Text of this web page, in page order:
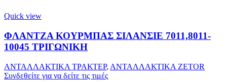
Quick view
ΦΛΑΝΤΖΑ ΚΟΥΡΜΠΑΣ ΣΙΛΑΝΣΙΕ 7011,8011-
10045 ΤΡΙΓΩΝΙΚΗ
ΑΝΤΑΛΛΑΚΤΙΚΑ ΤΡΑΚΤΕΡ, ΑΝΤΑΛΛΑΚΤΙΚΑ ZETOR
Συνδεθείτε για να δείτε τις τιμές